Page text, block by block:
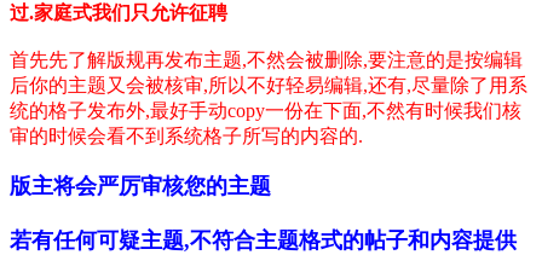
过.家庭式我们只允许征聘
首先先了解版规再发布主题,不然会被删除,要注意的是按编辑
后你的主题又会被核审,所以不好轻易编辑,还有,尽量除了用系
统的格子发布外,最好手动copy一份在下面,不然有时候我们核
审的时候会看不到系统格子所写的内容的.
版主将会严厉审核您的主题
若有任何可疑主题,不符合主题格式的帖子和内容提供